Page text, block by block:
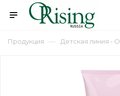
Продукция — Детская линия -